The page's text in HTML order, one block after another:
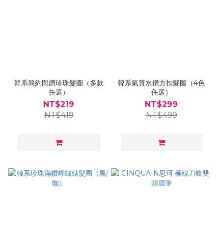
韓系簡約閃鑽珍珠髮圈（多款
任選）
NT$219
NT$419
韓系氣質水鑽方扣髮圈（4色
任選）
NT$299
NT$499